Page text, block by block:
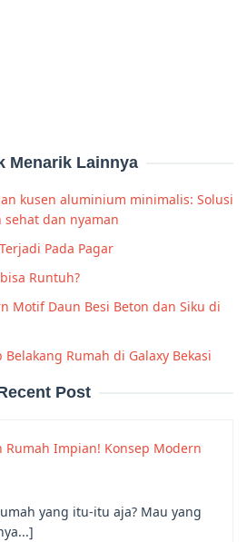
Menarik Lainnya
kusen aluminium minimalis: Solusi
dan nyaman
Pada Pagar
Runtuh?
Motif Daun Besi Beton dan Siku di
Rumah di Galaxy Bekasi
Post
Rumah Impian! Konsep Modern
yang itu-itu aja? Mau yang